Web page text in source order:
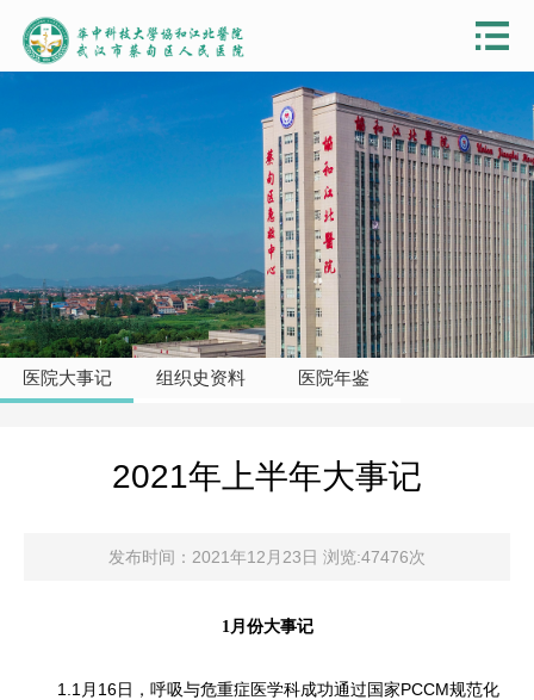
医院大事记 组织史资料 医院年鉴
2021年上半年大事记
发布时间：2021年12月23日 浏览:47476次
1月份大事记
1.1月16日，呼吸与危重症医学科成功通过国家PCCM规范化